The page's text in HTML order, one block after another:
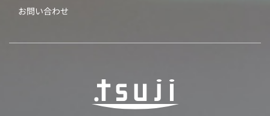
お問い合わせ